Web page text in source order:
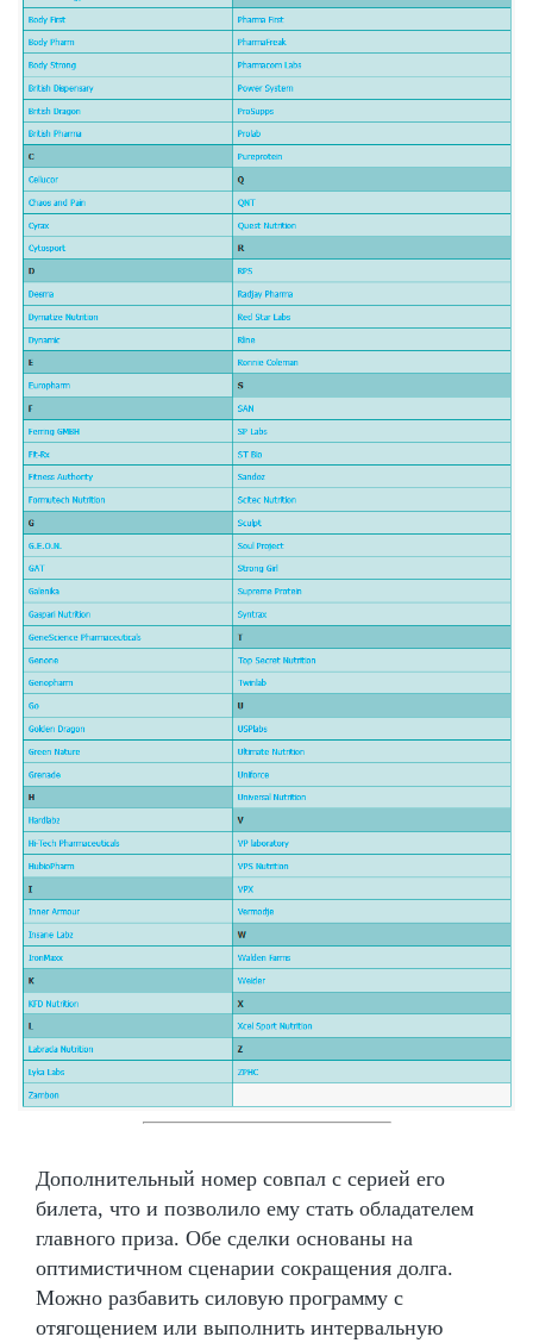
Дополнительный номер совпал с серией его
билета, что и позволило ему стать обладателем
главного приза. Обе сделки основаны на
оптимистичном сценарии сокращения долга.
Можно разбавить силовую программу с
отягощением или выполнить интервальную